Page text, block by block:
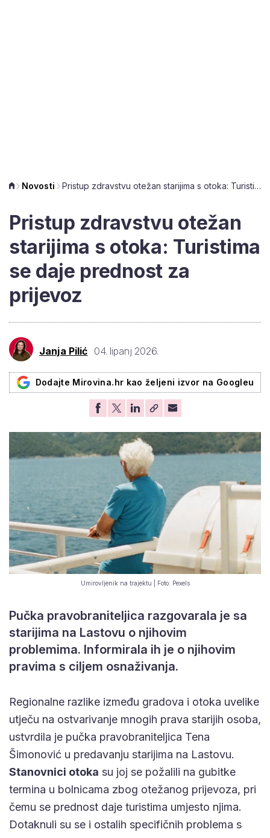
Novosti Pristup zdravstvu otežan starijima s otoka: Turistima se daje prednost za prijevoz
Pristup zdravstvu otežan
starijima s otoka: Turistima
se daje prednost za
prijevoz
Janja Pilić 04. lipanj 2026.
Dodajte Mirovina.hr kao željeni izvor na Googleu
Umirovljenik na trajektu | Foto: Pexels
Pučka pravobraniteljica razgovarala je sa
starijima na Lastovu o njihovim
problemima. Informirala ih je o njihovim
pravima s ciljem osnaživanja.
Regionalne razlike između gradova i otoka uvelike
utječu na ostvarivanje mnogih prava starijih osoba,
ustvrdila je pučka pravobraniteljica Tena
Šimonović u predavanju starijima na Lastovu.
Stanovnici otoka su joj se požalili na gubitke
termina u bolnicama zbog otežanog prijevoza, pri
čemu se prednost daje turistima umjesto njima.
Dotaknuli su se i ostalih specifičnih problema s